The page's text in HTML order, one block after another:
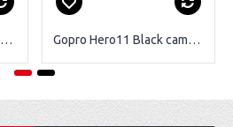
Gopro Hero10 Black caméra d'action Gopro Hero11 Black caméra d'action